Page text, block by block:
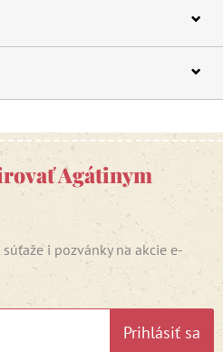
Agátinym
i pozvánky na akcie e-
Prihlásiť sa